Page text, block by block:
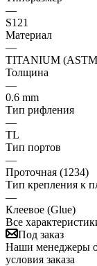
—
S121
Материал
—
TITANIUM
Толщина
—
0.6 mm
Тип рифления
—
TL
Тип портов
—
Проточная (1234)
Тип крепления к
—
Клеевое (Glue)
Все
Под заказ
Наши менеджеры
условия заказа